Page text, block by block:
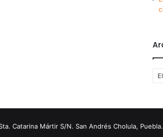
Catarina Mártir S/N. San Andrés Cholula,